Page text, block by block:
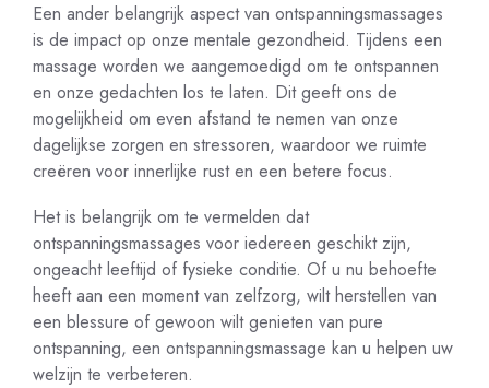
Een ander belangrijk aspect van ontspanningsmassages
is de impact op onze mentale gezondheid. Tijdens een
massage worden we aangemoedigd om te ontspannen
en onze gedachten los te laten. Dit geeft ons de
mogelijkheid om even afstand te nemen van onze
dagelijkse zorgen en stressoren, waardoor we ruimte
creëren voor innerlijke rust en een betere focus.
Het is belangrijk om te vermelden dat
ontspanningsmassages voor iedereen geschikt zijn,
ongeacht leeftijd of fysieke conditie. Of u nu behoefte
heeft aan een moment van zelfzorg, wilt herstellen van
een blessure of gewoon wilt genieten van pure
ontspanning, een ontspanningsmassage kan u helpen uw
welzijn te verbeteren.